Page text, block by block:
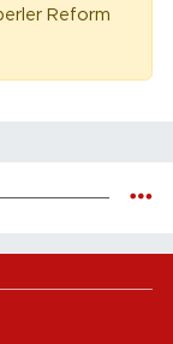
Reform